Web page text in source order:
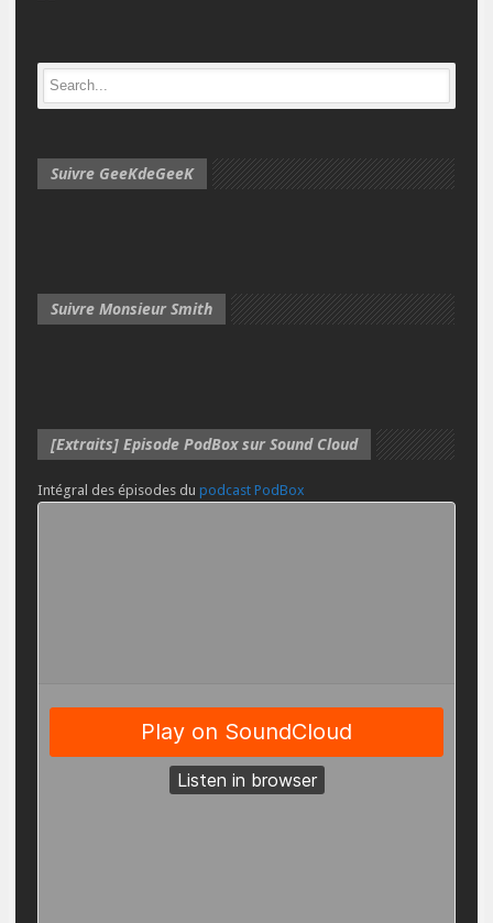
Suivre GeeKdeGeeK
Suivre Monsieur Smith
[Extraits] Episode PodBox sur Sound Cloud
Intégral des épisodes du podcast PodBox